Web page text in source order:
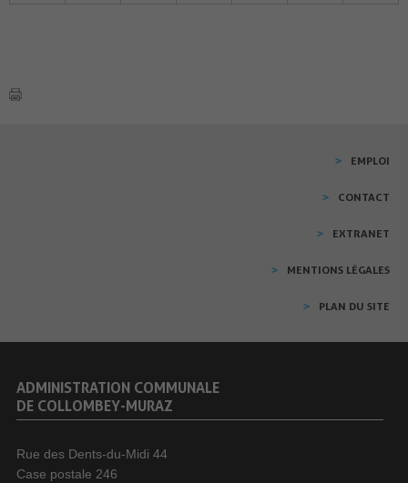
EMPLOI
CONTACT
EXTRANET
MENTIONS LÉGALES
PLAN DU SITE
ADMINISTRATION COMMUNALE
DE COLLOMBEY-MURAZ
Rue des Dents-du-Midi 44
Case postale 246